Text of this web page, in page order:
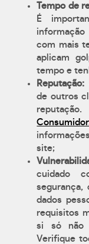
Tempo de
É
com mais
aplicam
tempo e
Reputação:
de outros
site;
cuidado
segurança,
dados
requisitos
si só não
Verifique